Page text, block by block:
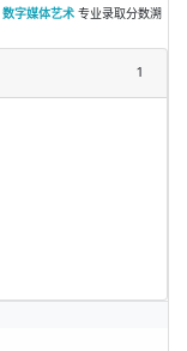
数字媒体艺术 专业录取分数溯
1